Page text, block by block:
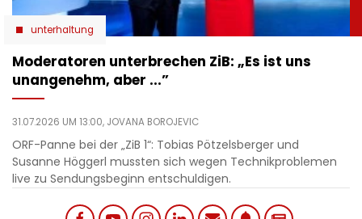
unterhaltung
Moderatoren unterbrechen ZiB: „Es ist uns
unangenehm, aber ...”
31.07.2026 UM 13:00, JOVANA BOROJEVIC
ORF-Panne bei der „ZiB 1“: Tobias Pötzelsberger und
Susanne Höggerl mussten sich wegen Technikproblemen
live zu Sendungsbeginn entschuldigen.